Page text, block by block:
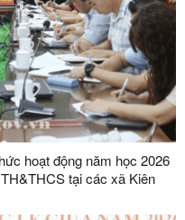
hoạt động năm học 2026
tại các xã Kiên